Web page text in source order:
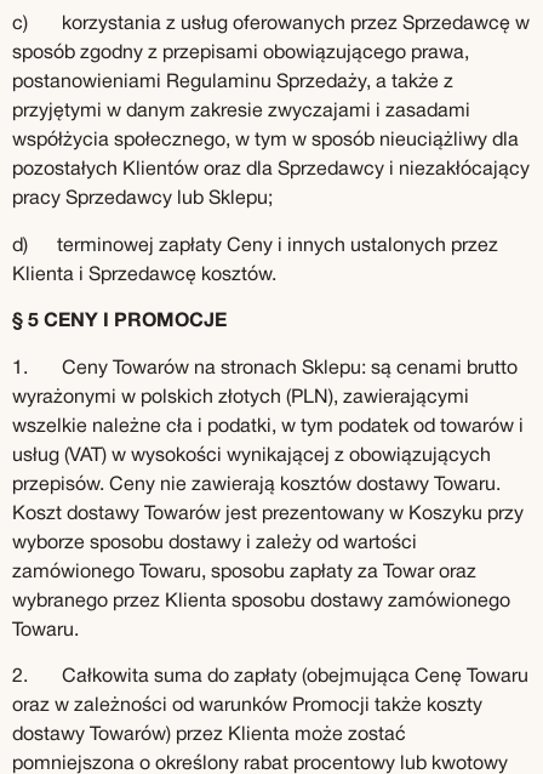
c) korzystania z usług oferowanych przez Sprzedawcę w
sposób zgodny z przepisami obowiązującego prawa,
postanowieniami Regulaminu Sprzedaży, a także z
przyjętymi w danym zakresie zwyczajami i zasadami
współżycia społecznego, w tym w sposób nieuciążliwy dla
pozostałych Klientów oraz dla Sprzedawcy i niezakłócający
pracy Sprzedawcy lub Sklepu;
d) terminowej zapłaty Ceny i innych ustalonych przez
Klienta i Sprzedawcę kosztów.
§ 5 CENY I PROMOCJE
1. Ceny Towarów na stronach Sklepu: są cenami brutto
wyrażonymi w polskich złotych (PLN), zawierającymi
wszelkie należne cła i podatki, w tym podatek od towarów i
usług (VAT) w wysokości wynikającej z obowiązujących
przepisów. Ceny nie zawierają kosztów dostawy Towaru.
Koszt dostawy Towarów jest prezentowany w Koszyku przy
wyborze sposobu dostawy i zależy od wartości
zamówionego Towaru, sposobu zapłaty za Towar oraz
wybranego przez Klienta sposobu dostawy zamówionego
Towaru.
2. Całkowita suma do zapłaty (obejmująca Cenę Towaru
oraz w zależności od warunków Promocji także koszty
dostawy Towarów) przez Klienta może zostać
pomniejszona o określony rabat procentowy lub kwotowy